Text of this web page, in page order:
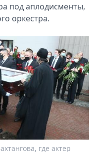
под аплодисменты,
оркестра.
где актер